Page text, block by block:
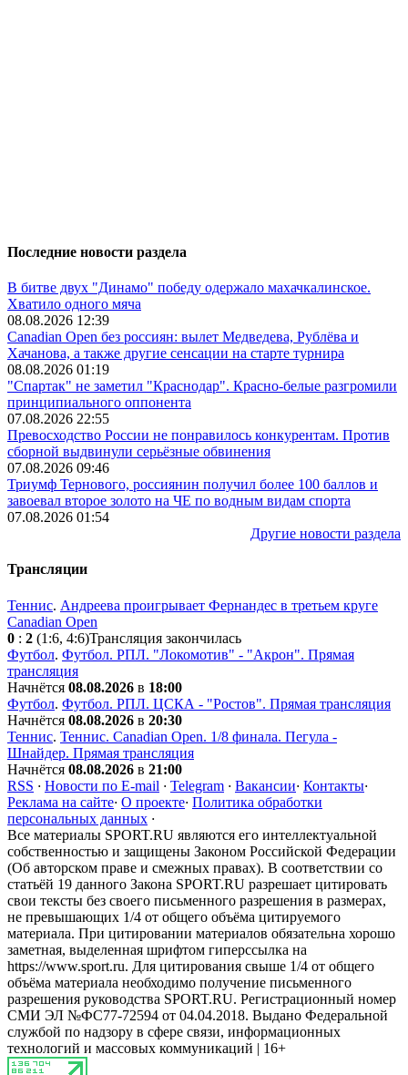
Последние новости раздела
В битве двух "Динамо" победу одержало махачкалинское.
Хватило одного мяча
08.08.2026 12:39
Canadian Open без россиян: вылет Медведева, Рублёва и
Хачанова, а также другие сенсации на старте турнира
08.08.2026 01:19
"Спартак" не заметил "Краснодар". Красно-белые разгромили
принципиального оппонента
07.08.2026 22:55
Превосходство России не понравилось конкурентам. Против
сборной выдвинули серьёзные обвинения
07.08.2026 09:46
Триумф Тернового, россиянин получил более 100 баллов и
завоевал второе золото на ЧЕ по водным видам спорта
07.08.2026 01:54
Другие новости раздела
Трансляции
Теннис. Андреева проигрывает Фернандес в третьем круге
Canadian Open
0 : 2 (1:6, 4:6)Трансляция закончилась
Футбол. Футбол. РПЛ. "Локомотив" - "Акрон". Прямая
трансляция
Начнётся 08.08.2026 в 18:00
Футбол. Футбол. РПЛ. ЦСКА - "Ростов". Прямая трансляция
Начнётся 08.08.2026 в 20:30
Теннис. Теннис. Canadian Open. 1/8 финала. Пегула -
Шнайдер. Прямая трансляция
Начнётся 08.08.2026 в 21:00
RSS · Новости по E-mail · Telegram · Вакансии· Контакты·
Реклама на сайте· О проекте· Политика обработки
персональных данных ·
Все материалы SPORT.RU являются его интеллектуальной
собственностью и защищены Законом Российской Федерации
(Об авторском праве и смежных правах). В соответствии со
статьёй 19 данного Закона SPORT.RU разрешает цитировать
свои тексты без своего письменного разрешения в размерах,
не превышающих 1/4 от общего объёма цитируемого
материала. При цитировании материалов обязательна хорошо
заметная, выделенная шрифтом гиперссылка на
https://www.sport.ru. Для цитирования свыше 1/4 от общего
объёма материала необходимо получение письменного
разрешения руководства SPORT.RU. Регистрационный номер
СМИ ЭЛ №ФС77-72594 от 04.04.2018. Выдано Федеральной
службой по надзору в сфере связи, информационных
технологий и массовых коммуникаций | 16+